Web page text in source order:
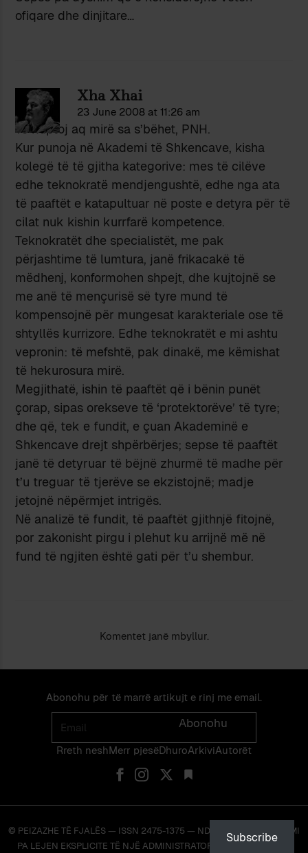
ofiqare dhe dinjitare…
Xha Xhai
23 June 2008 at 11:26 am
Të kuptoj aq mirë sa s’bëhet, PNH.
Kur punoja në Akademi të Shkencave, kisha
kolegë të të gjitha kategorive: mes të cilëve
edhe teknokratë mendjengushtë, edhe nga ata
të paaftët e katapultuar në poste e detyra për të
cilat nuk kishin kurrfarë kompetence.
Teknokratët dhe specialistët, me pak
përjashtime të lumtura, janë frikacakë të
mëdhenj, konformohen shpejt, dhe kujtojnë se
me anë të mençurisë së tyre mund të
kompensojnë për mungesat karakteriale ose të
shtyllës kurrizore. Edhe teknokratët e mi ashtu
vepronin: të mefshtë, pak dinakë, me këmishat
të hekurosura mirë.
Megjithatë, ishin të paaftët që i bënin punët
çorap, sipas orekseve të ‘protektorëve’ të tyre;
dhe që, tek e fundit, e çuan Akademinë e
Shkencave drejt shpërbërjes; sepse të paaftët
janë të detyruar të bëjnë zhurmë të madhe për
t’u treguar të tjerëve se ekzistojnë; madje
jetojnë nëpërmjet intrigës.
Në analizë të fundit, të paaftët gjithnjë fitojnë,
por zakonisht pirgu i plehut ku arrijnë më në
fund të ngjiten është gati për t’u shembur.
Komentet janë mbyllur.
Abonohu për të marrë artikujt e rinj me email.
Email
Abonohu
Rreth neshMerr pjes​​ë​DhuroArkiviAutorët
© PEIZAZHE TË FJALËS — ISSN 2475-1375 — NDALOHET RIPRODHIMI
PA LEJEN EKSPLICITE TË NJË ADMINISTRATORI TË FAQES OSE TË
Subscribe